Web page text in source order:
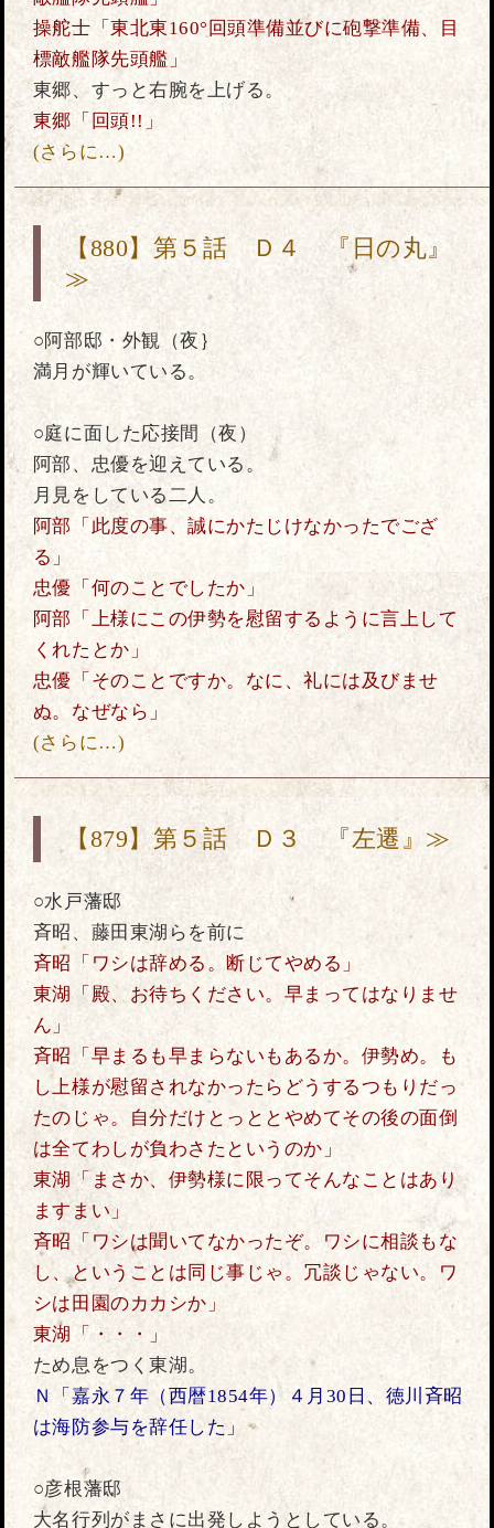
操舵士「東北東160°回頭準備並びに砲撃準備、目
標敵艦隊先頭艦」
東郷、すっと右腕を上げる。
東郷「回頭!!」
(さらに…)
【880】第５話 Ｄ４ 『日の丸』
≫
○阿部邸・外観（夜｝
満月が輝いている。
○庭に面した応接間（夜）
阿部、忠優を迎えている。
月見をしている二人。
阿部「此度の事、誠にかたじけなかったでござ
る」
忠優「何のことでしたか」
阿部「上様にこの伊勢を慰留するように言上して
くれたとか」
忠優「そのことですか。なに、礼には及びませ
ぬ。なぜなら」
(さらに…)
【879】第５話 Ｄ３ 『左遷』≫
○水戸藩邸
斉昭、藤田東湖らを前に
斉昭「ワシは辞める。断じてやめる」
東湖「殿、お待ちください。早まってはなりませ
ん」
斉昭「早まるも早まらないもあるか。伊勢め。も
し上様が慰留されなかったらどうするつもりだっ
たのじゃ。自分だけとっととやめてその後の面倒
は全てわしが負わさたというのか」
東湖「まさか、伊勢様に限ってそんなことはあり
ますまい」
斉昭「ワシは聞いてなかったぞ。ワシに相談もな
し、ということは同じ事じゃ。冗談じゃない。ワ
シは田園のカカシか」
東湖「・・・」
ため息をつく東湖。
Ｎ「嘉永７年（西暦1854年）４月30日、徳川斉昭
は海防参与を辞任した」
○彦根藩邸
大名行列がまさに出発しようとしている。